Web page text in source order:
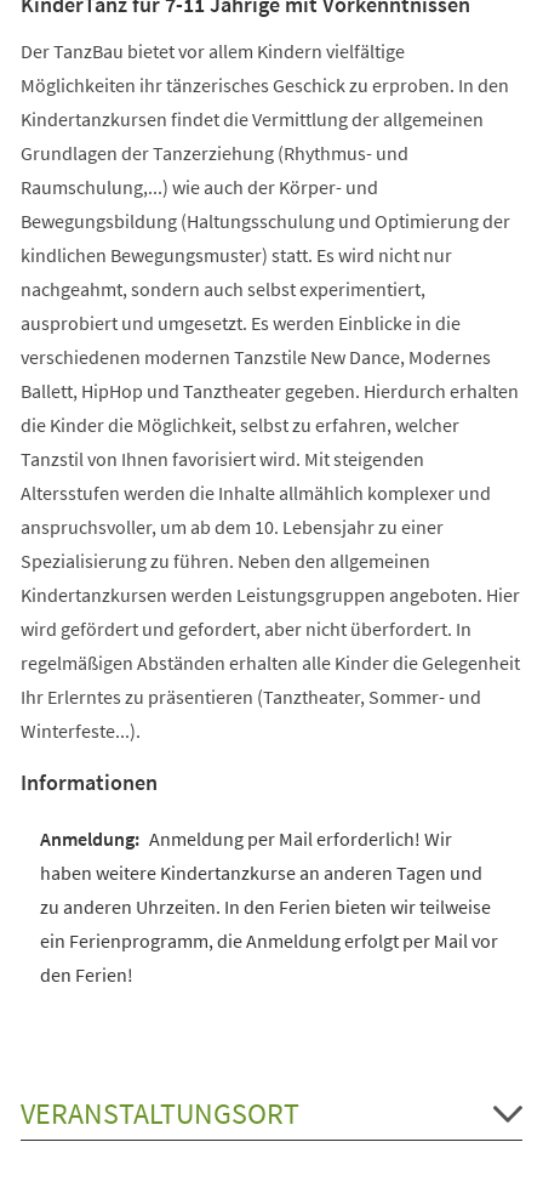
Der TanzBau bietet vor allem Kindern vielfältige
Möglichkeiten ihr tänzerisches Geschick zu erproben. In den
Kindertanzkursen findet die Vermittlung der allgemeinen
Grundlagen der Tanzerziehung (Rhythmus- und
Raumschulung,...) wie auch der Körper- und
Bewegungsbildung (Haltungsschulung und Optimierung der
kindlichen Bewegungsmuster) statt. Es wird nicht nur
nachgeahmt, sondern auch selbst experimentiert,
ausprobiert und umgesetzt. Es werden Einblicke in die
verschiedenen modernen Tanzstile New Dance, Modernes
Ballett, HipHop und Tanztheater gegeben. Hierdurch erhalten
die Kinder die Möglichkeit, selbst zu erfahren, welcher
Tanzstil von Ihnen favorisiert wird. Mit steigenden
Altersstufen werden die Inhalte allmählich komplexer und
anspruchsvoller, um ab dem 10. Lebensjahr zu einer
Spezialisierung zu führen. Neben den allgemeinen
Kindertanzkursen werden Leistungsgruppen angeboten. Hier
wird gefördert und gefordert, aber nicht überfordert. In
regelmäßigen Abständen erhalten alle Kinder die Gelegenheit
Ihr Erlerntes zu präsentieren (Tanztheater, Sommer- und
Winterfeste...).
Informationen
Anmeldung per Mail erforderlich! Wir
haben weitere Kindertanzkurse an anderen Tagen und
zu anderen Uhrzeiten. In den Ferien bieten wir teilweise
ein Ferienprogramm, die Anmeldung erfolgt per Mail vor
den Ferien!
VERANSTALTUNGSORT